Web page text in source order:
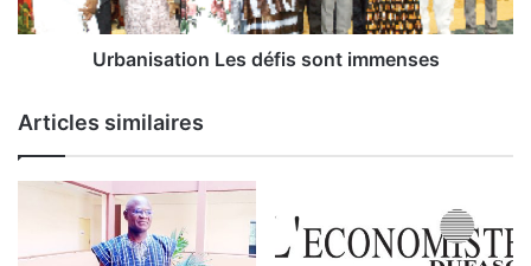
s
P
C
a
r
f
a
t
L
e
s
f
Urbanisation Les défis sont immenses
Articles similaires